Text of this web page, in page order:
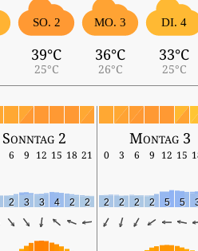
SO. 2
39°C
25°C
MO. 3
36°C
26°C
DI. 4
33°C
25°C
Sonntag 2 Montag 3
6 9 12 15 18 21 0 3 6 9 12 15
2 3 3 4 2 2 2 2 2 2 5 5